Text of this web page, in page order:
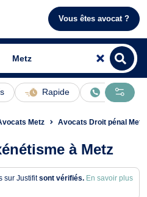
Vous êtes avocat ?
Rapide En ligne
Metz Avocats Droit pénal Metz
à Metz
sur Justifitsont vérifiés. En savoir plus